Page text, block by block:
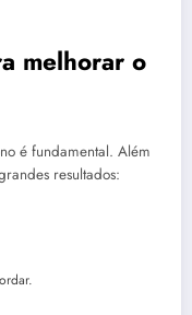
melhorar o
é fundamental. Além
resultados: